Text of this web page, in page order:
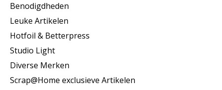
Benodigdheden
Leuke Artikelen
Hotfoil & Betterpress
Studio Light
Diverse Merken
Scrap@Home exclusieve Artikelen